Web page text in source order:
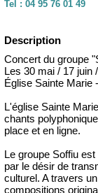
Tel : 04 95 76 01 49
Description
Concert du groupe
Les 30 mai / 17 juin
Église Sainte Marie
L'église Sainte
chants
place et en ligne.
Le groupe Soffiu
par le désir de
culturel. A travers
compositions